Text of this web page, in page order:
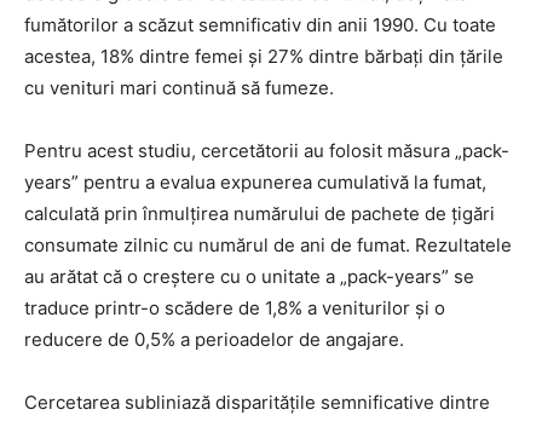
fumătorilor a scăzut semnificativ din anii 1990. Cu toate
acestea, 18% dintre femei și 27% dintre bărbați din țările
cu venituri mari continuă să fumeze.
Pentru acest studiu, cercetătorii au folosit măsura „pack-
years” pentru a evalua expunerea cumulativă la fumat,
calculată prin înmulțirea numărului de pachete de țigări
consumate zilnic cu numărul de ani de fumat. Rezultatele
au arătat că o creștere cu o unitate a „pack-years” se
traduce printr-o scădere de 1,8% a veniturilor și o
reducere de 0,5% a perioadelor de angajare.
Cercetarea subliniază disparitățile semnificative dintre